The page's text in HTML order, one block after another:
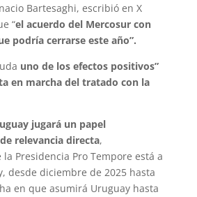
Bartesaghi, escribió en X
“el acuerdo del Mercosur con
podría cerrarse este año”.
uno de los efectos positivos”
en marcha del tratado con la
jugará un papel
relevancia directa,
Presidencia Pro Tempore está a
desde diciembre de 2025 hasta
en que asumirá Uruguay hasta